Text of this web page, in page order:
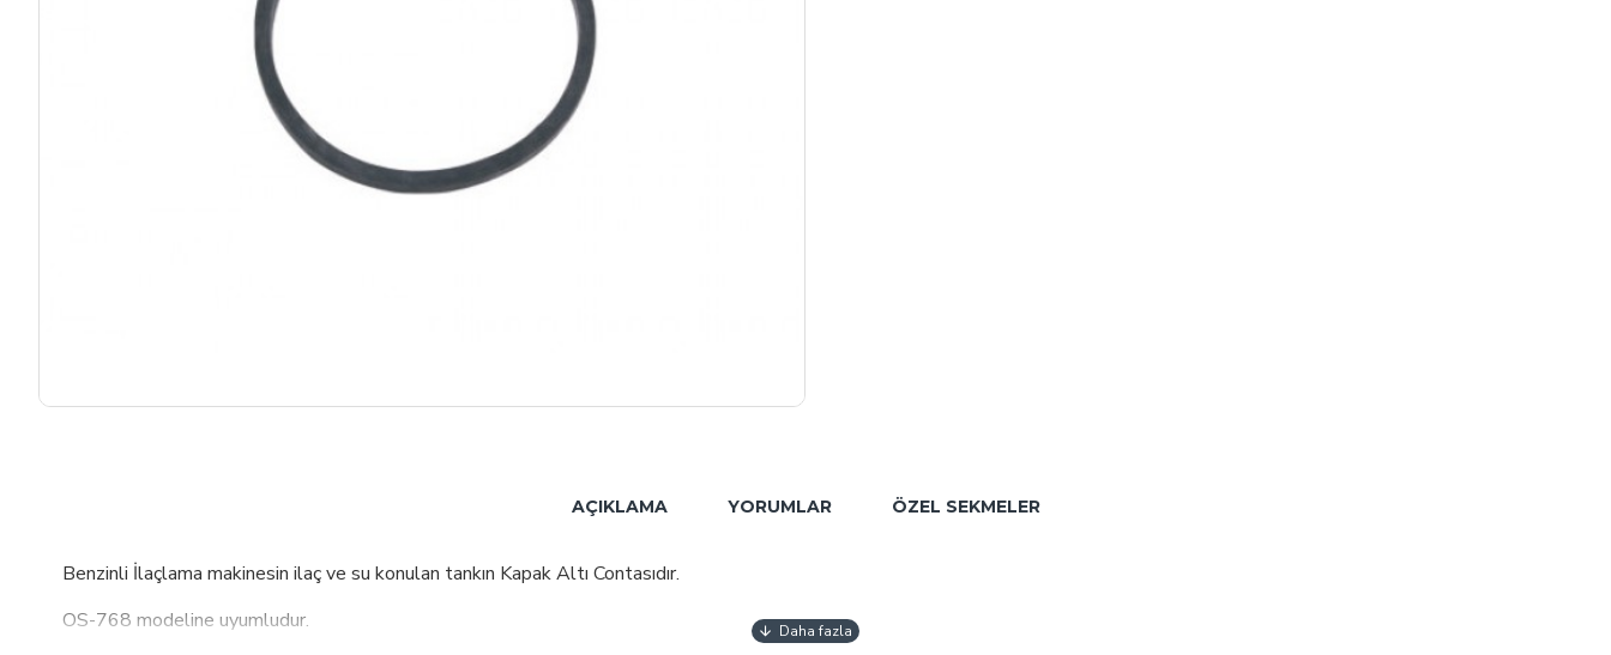
AÇIKLAMA YORUMLAR ÖZEL SEKMELER
Benzinli İlaçlama makinesin ilaç ve su konulan tankın Kapak Altı Contasıdır.
OS-768 modeline uyumludur.